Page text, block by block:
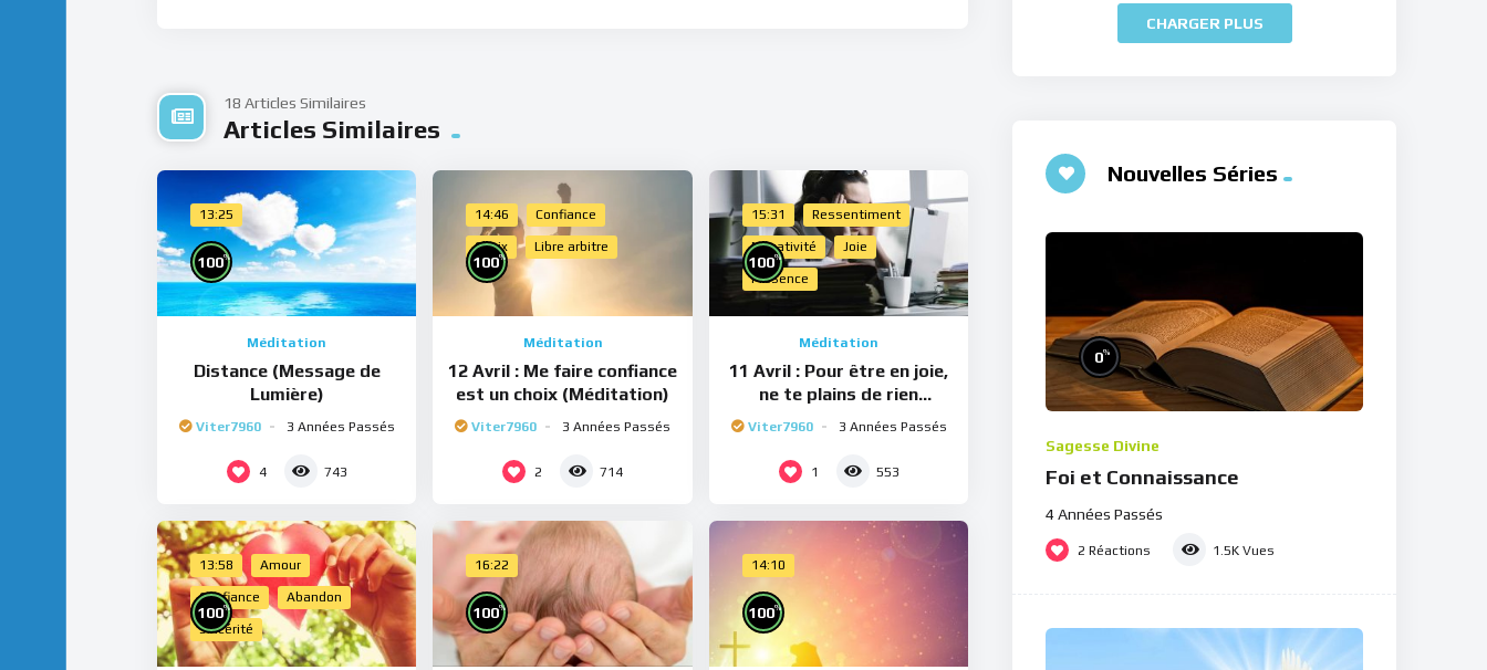
18 Articles Similaires
Articles Similaires
13:25
100%
Méditation
Distance (Message de
Lumière)
Viter7960 3 Années Passés
4 743
14:46 Confiance
Choix Libre arbitre
100%
Méditation
12 Avril : Me faire confiance
est un choix (Méditation)
Viter7960 3 Années Passés
2 714
15:31 Ressentiment
Négativité Joie
Présence
100%
Méditation
11 Avril : Pour être en joie,
ne te plains de rien
(Méditation)
Viter7960 3 Années Passés
1 553
13:58 Amour
Confiance Abandon
Sincérité
100%
16:22
100%
14:10
100%
CHARGER PLUS
Nouvelles Séries
0%
Sagesse Divine
Foi et Connaissance
4 Années Passés
2 Réactions 1.5K Vues